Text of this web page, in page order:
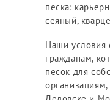
песка:
сеяный,
Наши условия
гражданам,
песок для